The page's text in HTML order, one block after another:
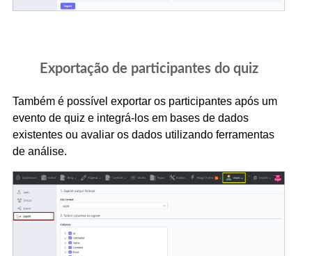
Exportação de participantes do quiz
Também é possível exportar os participantes após um
evento de quiz e integrá-los em bases de dados
existentes ou avaliar os dados utilizando ferramentas
de análise.